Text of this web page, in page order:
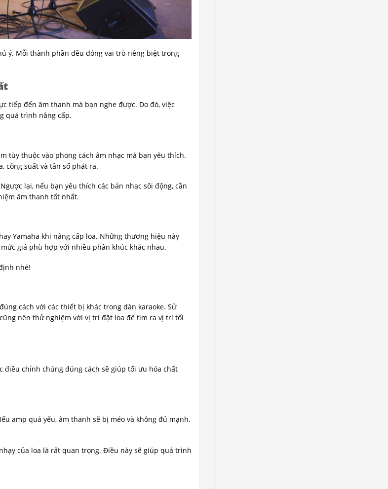
ý. Mỗi thành phần đều đóng vai trò riêng biệt trong
tiếp đến âm thanh mà bạn nghe được. Do đó, việc
quá trình nâng cấp.
tùy thuộc vào phong cách âm nhạc mà bạn yêu thích.
công suất và tần số phát ra.
lại, nếu bạn yêu thích các bản nhạc sôi động, cần
âm thanh tốt nhất.
Yamaha khi nâng cấp loa. Những thương hiệu này
giá phù hợp với nhiều phân khúc khác nhau.
nhé!
cách với các thiết bị khác trong dàn karaoke. Sử
nên thử nghiệm với vị trí đặt loa để tìm ra vị trí tối
chỉnh chúng đúng cách sẽ giúp tối ưu hóa chất
amp quá yếu, âm thanh sẽ bị méo và không đủ mạnh.
của loa là rất quan trọng. Điều này sẽ giúp quá trình